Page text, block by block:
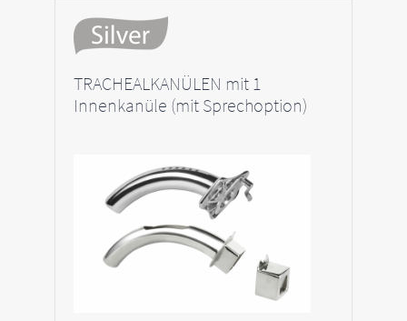
TRACHEALKANÜLEN mit 1
Innenkanüle (mit Sprechoption)